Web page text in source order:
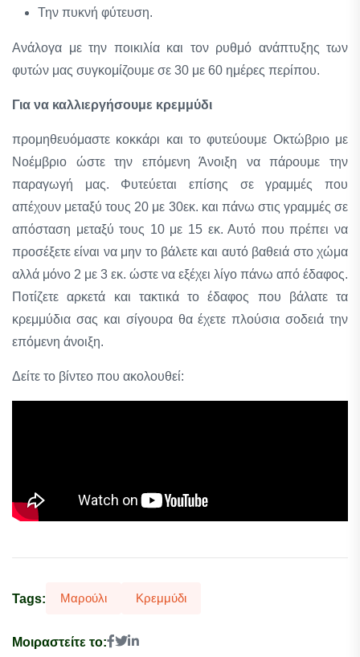
Την πυκνή φύτευση.
Ανάλογα με την ποικιλία και τον ρυθμό ανάπτυξης των
φυτών μας συγκομίζουμε σε 30 με 60 ημέρες περίπου.
Για να καλλιεργήσουμε κρεμμύδι
προμηθευόμαστε κοκκάρι και το φυτεύουμε Οκτώβριο με
Νοέμβριο ώστε την επόμενη Άνοιξη να πάρουμε την
παραγωγή μας. Φυτεύεται επίσης σε γραμμές που
απέχουν μεταξύ τους 20 με 30εκ. και πάνω στις γραμμές σε
απόσταση μεταξύ τους 10 με 15 εκ. Αυτό που πρέπει να
προσέξετε είναι να μην το βάλετε και αυτό βαθειά στο χώμα
αλλά μόνο 2 με 3 εκ. ώστε να εξέχει λίγο πάνω από έδαφος.
Ποτίζετε αρκετά και τακτικά το έδαφος που βάλατε τα
κρεμμύδια σας και σίγουρα θα έχετε πλούσια σοδειά την
επόμενη άνοιξη.
Δείτε το βίντεο που ακολουθεί:
Tags: Μαρούλι Κρεμμύδι
Μοιραστείτε το: